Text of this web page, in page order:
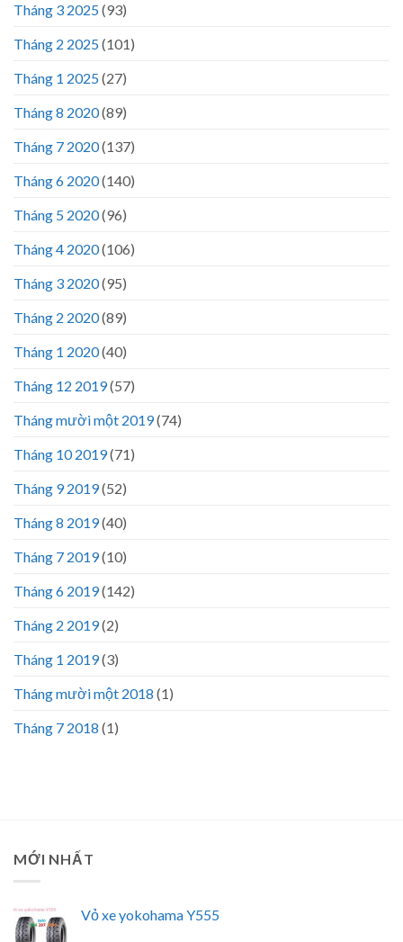
Tháng 3 2025(93)
Tháng 2 2025(101)
Tháng 1 2025(27)
Tháng 8 2020(89)
Tháng 7 2020(137)
Tháng 6 2020(140)
Tháng 5 2020(96)
Tháng 4 2020(106)
Tháng 3 2020(95)
Tháng 2 2020(89)
Tháng 1 2020(40)
Tháng 12 2019(57)
Tháng mười một 2019(74)
Tháng 10 2019(71)
Tháng 9 2019(52)
Tháng 8 2019(40)
Tháng 7 2019(10)
Tháng 6 2019(142)
Tháng 2 2019(2)
Tháng 1 2019(3)
Tháng mười một 2018 (1)
Tháng 7 2018 (1)
MỚI NHẤT
Vỏ xe yokohama Y555